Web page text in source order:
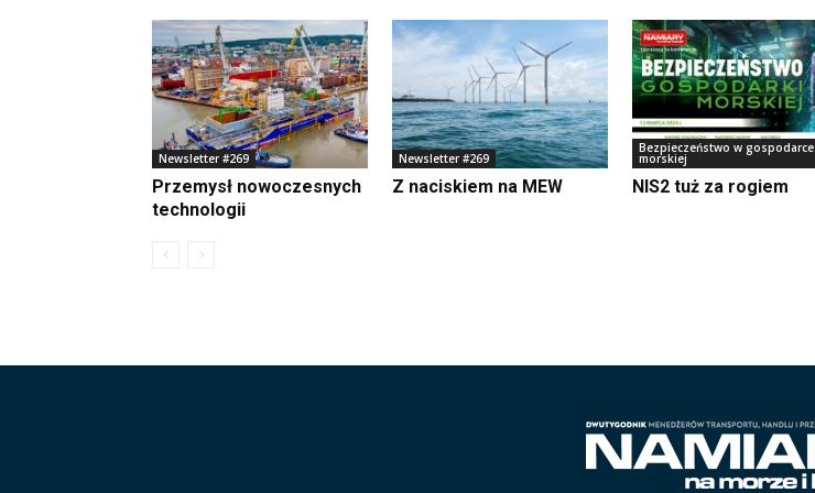
Newsletter #269
Przemysł nowoczesnych
technologii
Newsletter #269
Z naciskiem na MEW
Bezpieczeństwo w gospodarce
morskiej
NIS2 tuż za rogiem